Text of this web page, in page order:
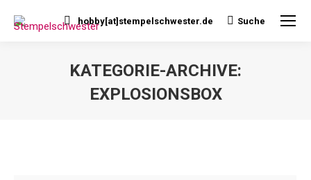
hobby[at]stempelschwester.de Search:
Suche
KATEGORIE-ARCHIVE:
EXPLOSIONSBOX